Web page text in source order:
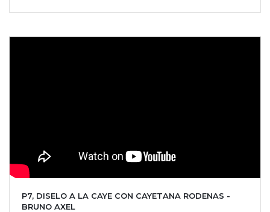
P7, DISELO A LA CAYE CON CAYETANA RODENAS -
BRUNO AXEL